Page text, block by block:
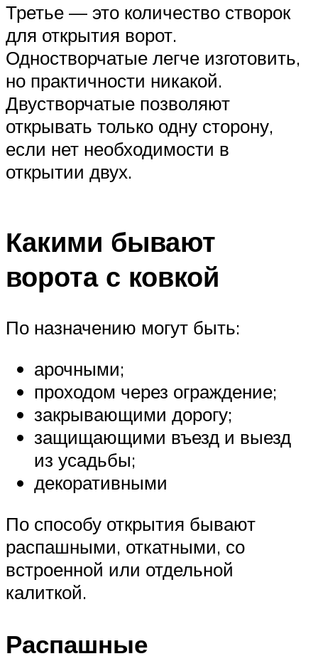
Третье — это количество створок
для открытия ворот.
Одностворчатые легче изготовить,
но практичности никакой.
Двустворчатые позволяют
открывать только одну сторону,
если нет необходимости в
открытии двух.
Какими бывают
ворота с ковкой
По назначению могут быть:
арочными;
проходом через ограждение;
закрывающими дорогу;
защищающими въезд и выезд
из усадьбы;
декоративными
По способу открытия бывают
распашными, откатными, со
встроенной или отдельной
калиткой.
Распашные